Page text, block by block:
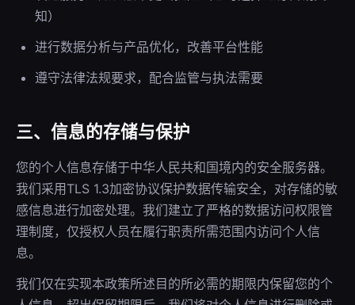
知）
进行数据分析与产品优化，改善平台性能
遵守法律法规要求，配合监管与执法需要
三、信息的存储与保护
您的个人信息存储于中华人民共和国境内的安全服务器。
我们采用TLS 1.3加密协议保护数据传输安全，对存储的敏
感信息进行加密处理。我们建立了严格的数据访问权限管
理制度，仅授权人员在履行职责所需范围内访问个人信
息。
我们仅在实现本政策所述目的所必需的期限内保留您的个